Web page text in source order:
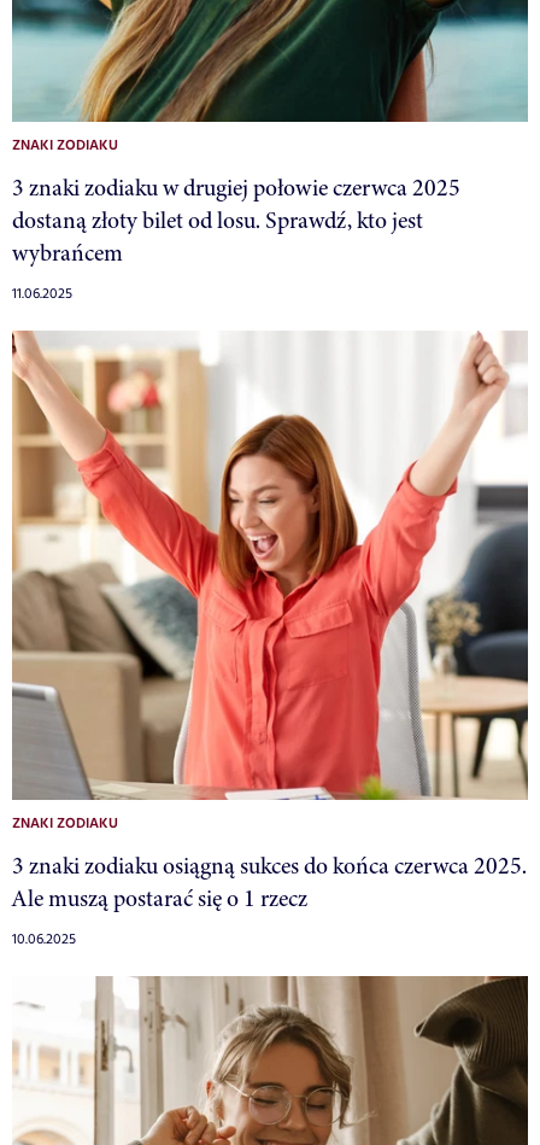
ZNAKI ZODIAKU
3 znaki zodiaku w drugiej połowie czerwca 2025
dostaną złoty bilet od losu. Sprawdź, kto jest
wybrańcem
11.06.2025
ZNAKI ZODIAKU
3 znaki zodiaku osiągną sukces do końca czerwca 2025.
Ale muszą postarać się o 1 rzecz
10.06.2025